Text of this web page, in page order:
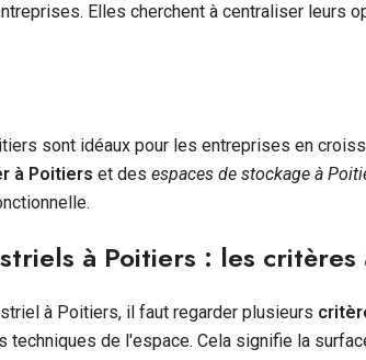
Elles cherchent à centraliser leurs
sont idéaux pour les entreprises en
à Poitiers et des espaces de stockage à
à Poitiers : les
à Poitiers, il faut regarder plusieurs
de l'espace. Cela signifie la